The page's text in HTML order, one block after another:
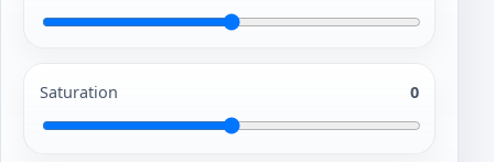
Saturation 0